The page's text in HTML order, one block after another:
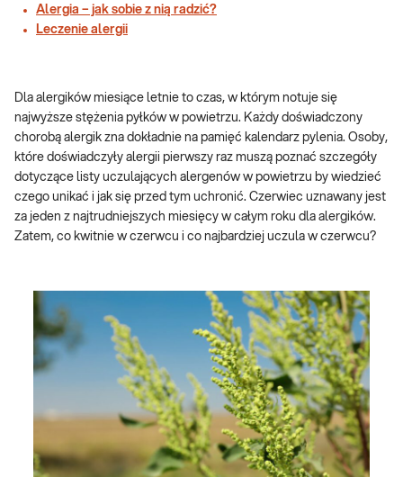
Alergia – jak sobie z nią radzić?
Leczenie alergii
Dla alergików miesiące letnie to czas, w którym notuje się
najwyższe stężenia pyłków w powietrzu. Każdy doświadczony
chorobą alergik zna dokładnie na pamięć kalendarz pylenia. Osoby,
które doświadczyły alergii pierwszy raz muszą poznać szczegóły
dotyczące listy uczulających alergenów w powietrzu by wiedzieć
czego unikać i jak się przed tym uchronić. Czerwiec uznawany jest
za jeden z najtrudniejszych miesięcy w całym roku dla alergików.
Zatem, co kwitnie w czerwcu i co najbardziej uczula w czerwcu?